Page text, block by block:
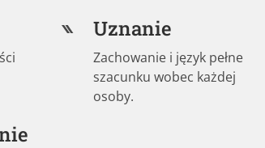
Uznanie
Zachowanie i język pełne
szacunku wobec każdej
osoby.